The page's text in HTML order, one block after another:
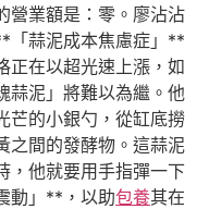
營業額是：零。廖沾沾
「蒜泥成本焦慮症」**
正在以超光速上漲，如
蒜泥」將難以為繼。他
芒的小銀勺，從缸底撈
之間的發酵物。這蒜泥
，他就要用手指彈一下
動」**，以助包養其在